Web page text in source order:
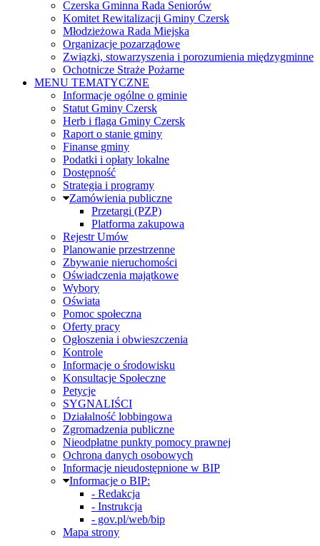
Czerska Gminna Rada Seniorów
Komitet Rewitalizacji Gminy Czersk
Młodzieżowa Rada Miejska
Organizacje pozarządowe
Związki, stowarzyszenia i porozumienia międzygminne
Ochotnicze Straże Pożarne
MENU TEMATYCZNE
Informacje ogólne o gminie
Statut Gminy Czersk
Herb i flaga Gminy Czersk
Raport o stanie gminy
Finanse gminy
Podatki i opłaty lokalne
Dostępność
Strategia i programy
Zamówienia publiczne
Przetargi (PZP)
Platforma zakupowa
Rejestr Umów
Planowanie przestrzenne
Zbywanie nieruchomości
Oświadczenia majątkowe
Wybory
Oświata
Pomoc społeczna
Oferty pracy
Ogłoszenia i obwieszczenia
Kontrole
Informacje o środowisku
Konsultacje Społeczne
Petycje
SYGNALIŚCI
Działalność lobbingowa
Zgromadzenia publiczne
Nieodpłatne punkty pomocy prawnej
Ochrona danych osobowych
Informacje nieudostępnione w BIP
Informacje o BIP:
- Redakcja
- Instrukcja
- gov.pl/web/bip
Mapa strony